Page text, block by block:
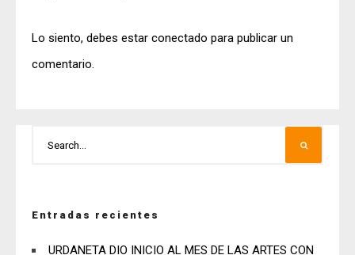
Lo siento, debes estar conectado para publicar un
comentario.
Entradas recientes
URDANETA DIO INICIO AL MES DE LAS ARTES CON